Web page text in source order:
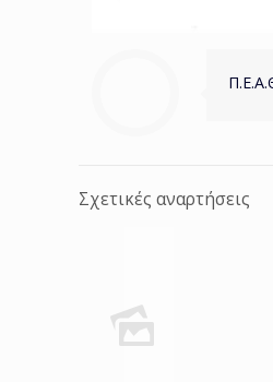
Σχετικές αναρτήσεις